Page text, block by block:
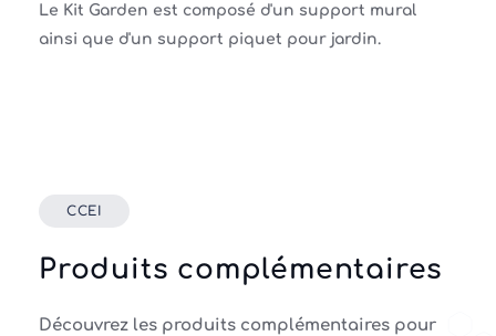
Le Kit Garden est composé d'un support mural
ainsi que d'un support piquet pour jardin.
CCEI
Produits complémentaires
Découvrez les produits complémentaires pour